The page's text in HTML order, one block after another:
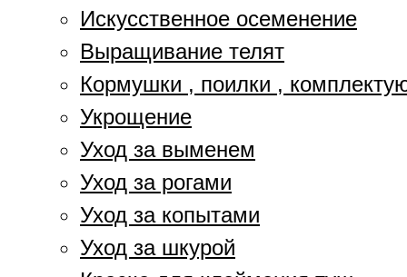
Искусственное осеменение
Выращивание телят
Кормушки , поилки ,
Укрощение
Уход за выменем
Уход за рогами
Уход за копытами
Уход за шкурой